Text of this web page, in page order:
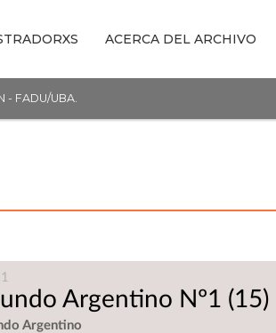
ACERCA DEL ARCHIVO
- FADU/UBA.
Argentino Nº1 (15)
Argentino